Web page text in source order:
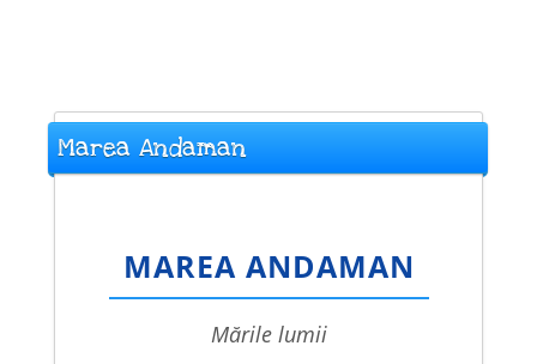
Marea Andaman
MAREA ANDAMAN
mările lumii